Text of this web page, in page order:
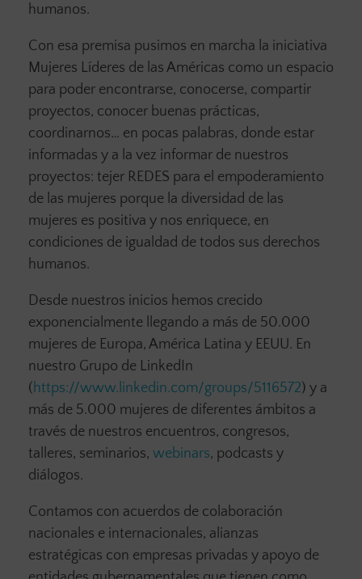
humanos.
Con esa premisa pusimos en marcha la iniciativa
Mujeres Líderes de las Américas como un espacio
para poder encontrarse, conocerse, compartir
proyectos, conocer buenas prácticas,
coordinarnos… en pocas palabras, donde estar
informadas y a la vez informar de nuestros
proyectos: tejer REDES para el empoderamiento
de las mujeres porque la diversidad de las
mujeres es positiva y nos enriquece, en
condiciones de igualdad de todos sus derechos
humanos.
Desde nuestros inicios hemos crecido
exponencialmente llegando a más de 50.000
mujeres de Europa, América Latina y EEUU. En
nuestro Grupo de LinkedIn
(https://www.linkedin.com/groups/5116572) y a
más de 5.000 mujeres de diferentes ámbitos a
través de nuestros encuentros, congresos,
talleres, seminarios, webinars, podcasts y
diálogos.
Contamos con acuerdos de colaboración
nacionales e internacionales, alianzas
estratégicas con empresas privadas y apoyo de